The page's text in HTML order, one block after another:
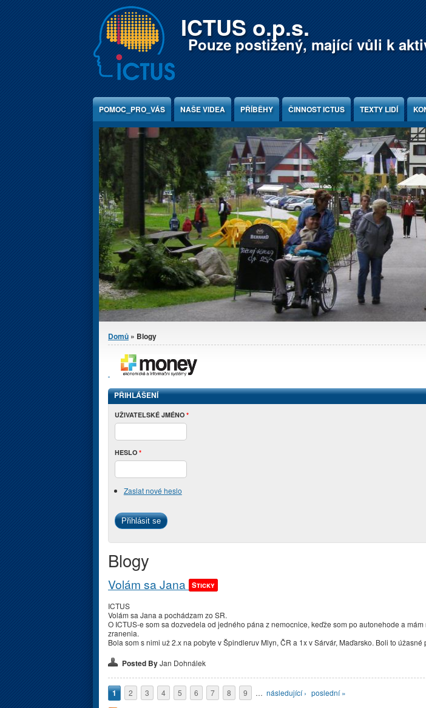
ICTUS o.p.s.
Pouze postižený, mající vůli k
POMOC_PRO_VÁS NAŠE VIDEA PŘÍBĚHY ČINNOST ICTUS TEXTY LIDÍ
Jste zde
Domů » Blogy
PŘIHLÁŠENÍ
UŽIVATELSKÉ JMÉNO *
HESLO *
Zaslat nové heslo
Blogy
Volám sa Jana Sticky
ICTUS
Volám sa Jana a pochádzam zo SR.
O ICTUS-e som sa dozvedela od jedného pána z nemocnice, keďže som po autonehode a mám
zranenia.
Bola som s nimi už 2.x na pobyte v Špindleruv Mlyn, ČR a 1x v Sárvár, Maďarsko. Boli to úžasné
Posted ByJan Dohnálek
Stránky
1 2 3 4 5 6 7 8 9 … následující › poslední »